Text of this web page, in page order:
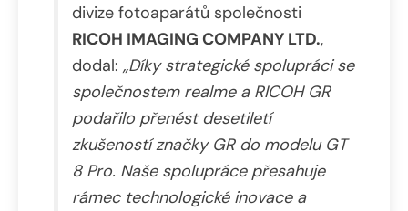
divize fotoaparátů společnosti
RICOH IMAGING COMPANY LTD.,
dodal: „Díky strategické spolupráci se
společnostem realme a RICOH GR
podařilo přenést desetiletí
zkušeností značky GR do modelu GT
8 Pro. Naše spolupráce přesahuje
rámec technologické inovace a